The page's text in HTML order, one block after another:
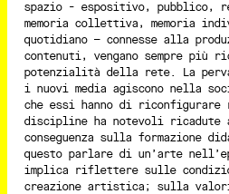
spazio - espositivo, pubblico,
memoria collettiva, memoria
quotidiano – connesse alla
contenuti, vengano sempre più
potenzialità della rete. La
i nuovi media agiscono nella
che essi hanno di riconfigurare
discipline ha notevoli
conseguenza sulla formazione
questo parlare di un’arte
implica riflettere sulle
creazione artistica; sulla